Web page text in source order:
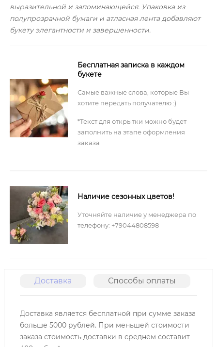
выразительной и запоминающейся. Упаковка из
полупрозрачной бумаги и атласная лента добавляют
букету элегантности и завершенности.
Бесплатная записка в каждом
букете
Самые важные слова, которые Вы
хотите передать получателю :)
*Текст для открытки можно будет
заполнить на этапе оформления
заказа
Наличие сезонных цветов!
Уточняйте наличие у менеджера по
телефону: +79044808598
Доставка Способы оплаты
Доставка является бесплатной при сумме заказа
больше 5000 рублей. При меньшей стоимости
заказа стоимость доставки в среднем составит